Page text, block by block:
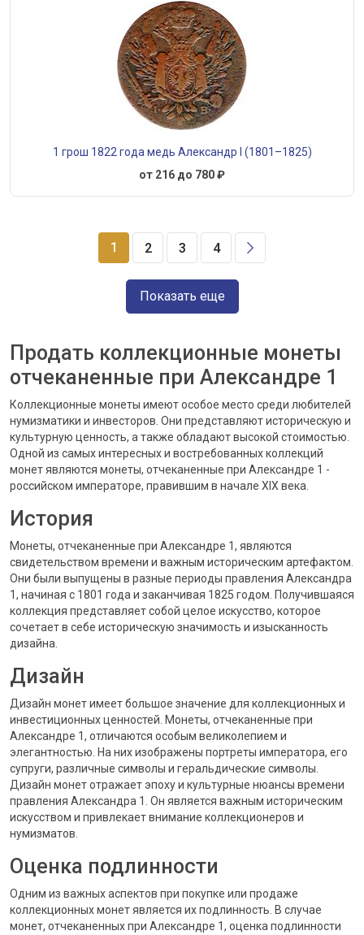
1 грош 1822 года медь Александр I (1801–1825)
от 216 до 780 ₽
1 2 3 4
Показать еще
Продать коллекционные монеты
отчеканенные при Александре 1
Коллекционные монеты имеют особое место среди любителей
нумизматики и инвесторов. Они представляют историческую и
культурную ценность, а также обладают высокой стоимостью.
Одной из самых интересных и востребованных коллекций
монет являются монеты, отчеканенные при Александре 1 -
российском императоре, правившим в начале XIX века.
История
Монеты, отчеканенные при Александре 1, являются
свидетельством времени и важным историческим артефактом.
Они были выпущены в разные периоды правления Александра
1, начиная с 1801 года и заканчивая 1825 годом. Получившаяся
коллекция представляет собой целое искусство, которое
сочетает в себе историческую значимость и изысканность
дизайна.
Дизайн
Дизайн монет имеет большое значение для коллекционных и
инвестиционных ценностей. Монеты, отчеканенные при
Александре 1, отличаются особым великолепием и
элегантностью. На них изображены портреты императора, его
супруги, различные символы и геральдические символы.
Дизайн монет отражает эпоху и культурные нюансы времени
правления Александра 1. Он является важным историческим
искусством и привлекает внимание коллекционеров и
нумизматов.
Оценка подлинности
Одним из важных аспектов при покупке или продаже
коллекционных монет является их подлинность. В случае
монет, отчеканенных при Александре 1, оценка подлинности